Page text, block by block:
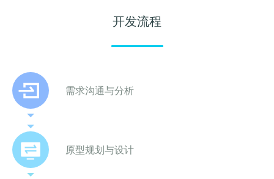
开发流程
需求沟通与分析
原型规划与设计